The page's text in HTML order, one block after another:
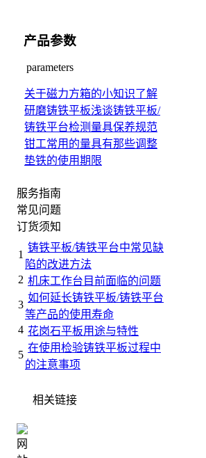
产品参数
parameters
关于磁力方箱的小知识了解
研磨铸铁平板浅谈铸铁平板/
铸铁平台检测量具保养规范
钳工常用的量具有那些调整
垫铁的使用期限
服务指南
常见问题
订货须知
1
铸铁平板/铸铁平台中常见缺
陷的改进方法
2 机床工作台目前面临的问题
3
如何延长铸铁平板/铸铁平台
等产品的使用寿命
4 花岗石平板用途与特性
5
在使用检验铸铁平板过程中
的注意事项
相关链接